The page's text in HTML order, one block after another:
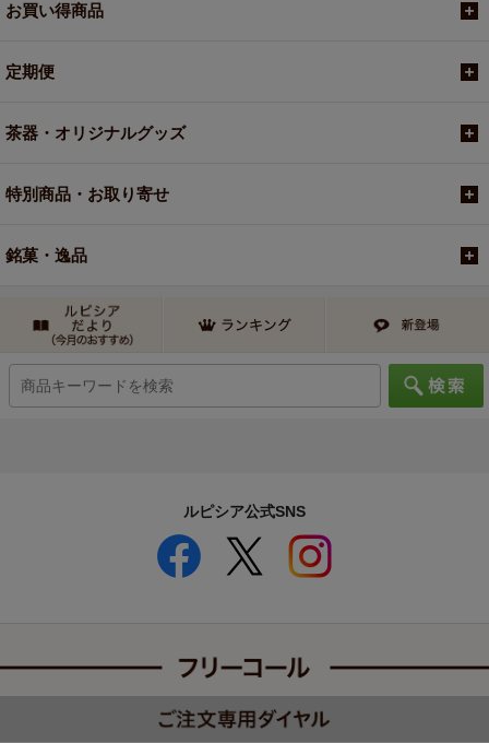
お買い得商品
定期便
茶器・オリジナルグッズ
特別商品・お取り寄せ
銘菓・逸品
ルピシア公式SNS